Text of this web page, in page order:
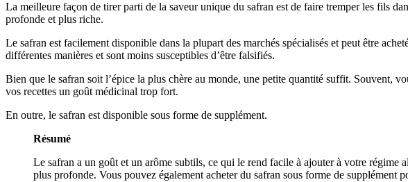
La meilleure façon de tirer parti de la saveur unique du safran est de faire tremper les fils
profonde et plus riche.
Le safran est facilement disponible dans la plupart des marchés spécialisés et peut être
différentes manières et sont moins susceptibles d’être falsifiés.
Bien que le safran soit l’épice la plus chère au monde, une petite quantité suffit. Souvent,
vos recettes un goût médicinal trop fort.
En outre, le safran est disponible sous forme de supplément.
Résumé
Le safran a un goût et un arôme subtils, ce qui le rend facile à ajouter à votre régime
plus profonde. Vous pouvez également acheter du safran sous forme de supplément